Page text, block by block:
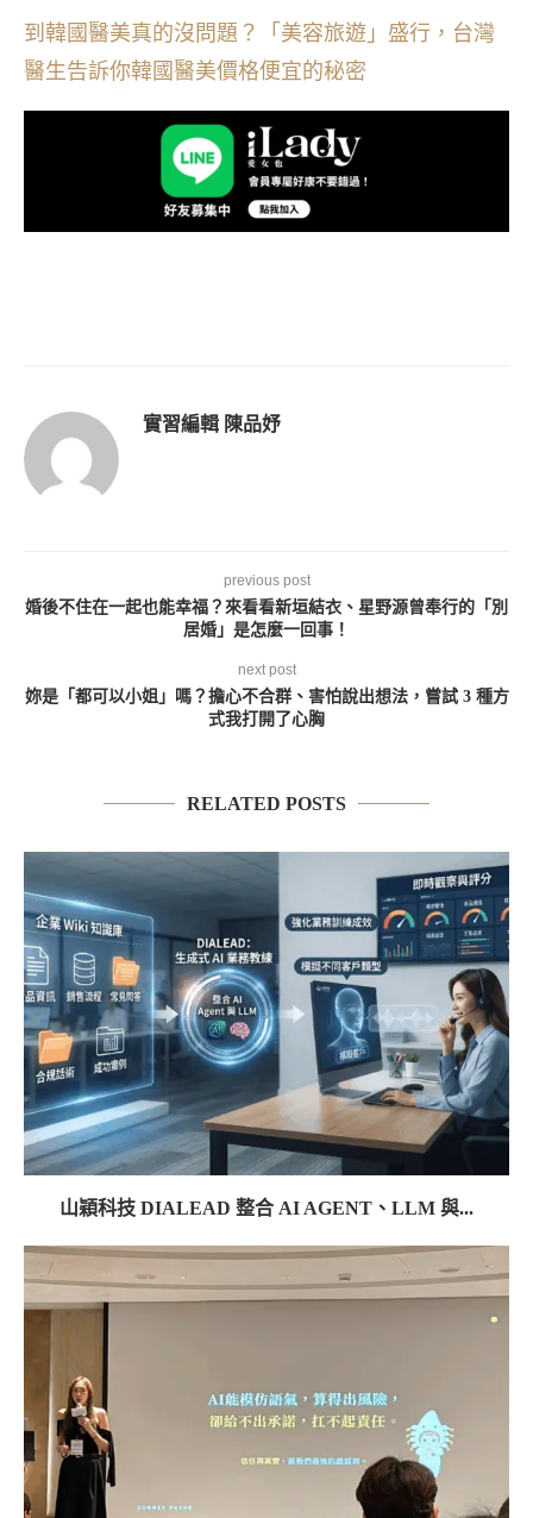
到韓國醫美真的沒問題？「美容旅遊」盛行，台灣
醫生告訴你韓國醫美價格便宜的秘密
實習編輯 陳品妤
previous post
婚後不住在一起也能幸福？來看看新垣結衣、星野源曾奉行的「別
居婚」是怎麼一回事！
next post
妳是「都可以小姐」嗎？擔心不合群、害怕說出想法，嘗試 3 種方
式我打開了心胸
RELATED POSTS
山穎科技 DIALEAD 整合 AI AGENT、LLM 與...